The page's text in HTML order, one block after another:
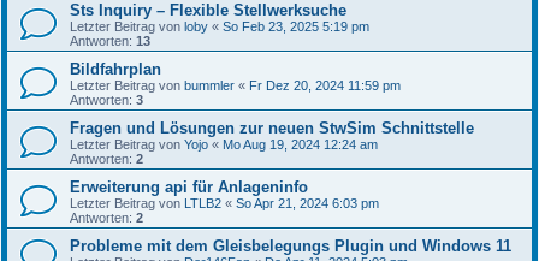
Sts Inquiry – Flexible Stellwerksuche
Letzter Beitrag von loby « So Feb 23, 2025 5:19 pm
Antworten: 13
Bildfahrplan
Letzter Beitrag von bummler « Fr Dez 20, 2024 11:59 pm
Antworten: 3
Fragen und Lösungen zur neuen StwSim Schnittstelle
Letzter Beitrag von Yojo « Mo Aug 19, 2024 12:24 am
Antworten: 2
Erweiterung api für Anlageninfo
Letzter Beitrag von LTLB2 « So Apr 21, 2024 6:03 pm
Antworten: 2
Probleme mit dem Gleisbelegungs Plugin und Windows 11